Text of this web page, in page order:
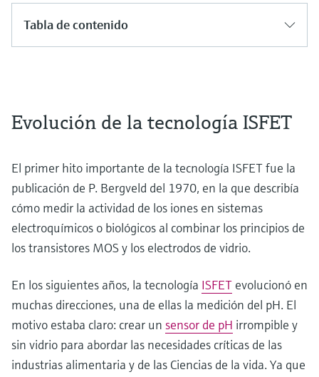
Tabla de contenido
Evolución de la tecnología ISFET
El primer hito importante de la tecnología ISFET fue la
publicación de P. Bergveld del 1970, en la que describía
cómo medir la actividad de los iones en sistemas
electroquímicos o biológicos al combinar los principios de
los transistores MOS y los electrodos de vidrio.
En los siguientes años, la tecnología ISFET evolucionó en
muchas direcciones, una de ellas la medición del pH. El
motivo estaba claro: crear un sensor de pH irrompible y
sin vidrio para abordar las necesidades críticas de las
industrias alimentaria y de las Ciencias de la vida. Ya que